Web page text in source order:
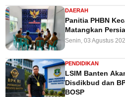
DAERAH
Panitia PHBN
Matangkan
Senin, 03 Agustus
PENDIDIKAN
LSIM Banten
Disdikbud dan
BOSP